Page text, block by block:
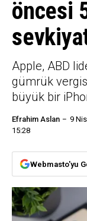
öncesi
Apple, ABD
gümrük
büyük bir
Efrahim Aslan 9
15:28
Webmasto'yu